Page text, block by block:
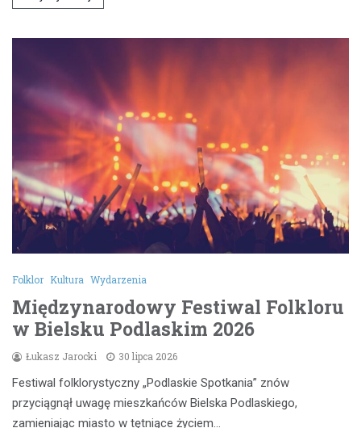
Folklor Kultura Wydarzenia
Międzynarodowy Festiwal Folkloru
w Bielsku Podlaskim 2026
Łukasz Jarocki 30 lipca 2026
Festiwal folklorystyczny „Podlaskie Spotkania” znów
przyciągnął uwagę mieszkańców Bielska Podlaskiego,
zamieniając miasto w tętniące życiem…